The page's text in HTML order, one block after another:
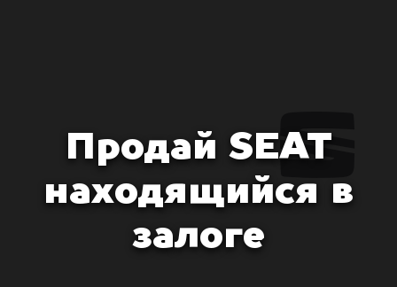
Продай SEAT
находящийся в
залоге